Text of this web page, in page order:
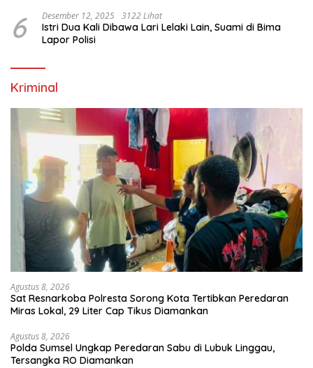
6 Desember 12, 2025 3122 Lihat
Istri Dua Kali Dibawa Lari Lelaki Lain, Suami di Bima
Lapor Polisi
Kriminal
Agustus 8, 2026
Sat Resnarkoba Polresta Sorong Kota Tertibkan Peredaran
Miras Lokal, 29 Liter Cap Tikus Diamankan
Agustus 8, 2026
Polda Sumsel Ungkap Peredaran Sabu di Lubuk Linggau,
Tersangka RO Diamankan